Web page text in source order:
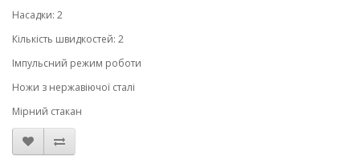
Насадки: 2
Кількість швидкостей: 2
Імпульсний режим роботи
Ножи з нержавіючої сталі
Мірний стакан